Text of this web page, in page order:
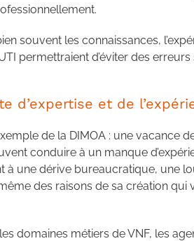
souvent les connaissances,
permettraient d’éviter des
d’expertise et de
de la DIMOA : une
conduire à un manque
à une dérive bureaucratique, une
des raisons de sa création
domaines métiers de VNF, les